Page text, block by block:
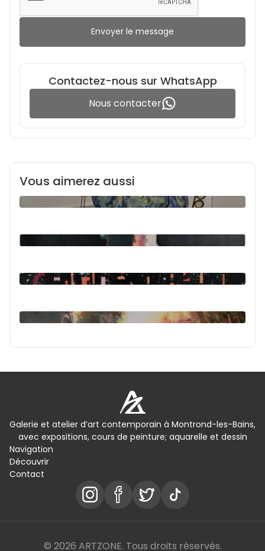
Envoyer le message
Contactez-nous sur WhatsApp
Nous contacter
Vous aimerez aussi
Galerie et atelier d’art contemporain à Montrond-les-Bains,
avec expositions, cours de peinture; aquarelle et dessin
Navigation
Découvrir
Contact
© 2026 ARTZONE. Tous droits réservés.